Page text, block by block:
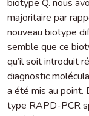
biotype Q. nous
majoritaire par
nouveau biotype
semble que ce
qu’il soit introduit
diagnostic
a été mis au point.
type RAPD-PCR